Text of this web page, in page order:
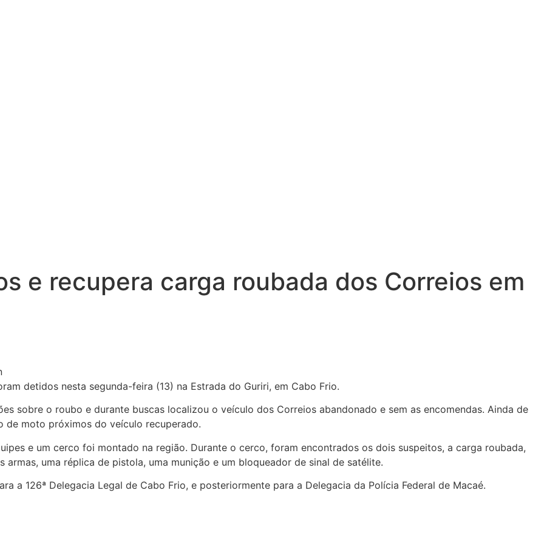
e recupera carga roubada dos Correios em
detidos nesta segunda-feira (13) na Estrada do Guriri, em Cabo Frio.
sobre o roubo e durante buscas localizou o veículo dos Correios abandonado e sem as encomendas. Ainda de
de moto próximos do veículo recuperado.
e um cerco foi montado na região. Durante o cerco, foram encontrados os dois suspeitos, a carga roubada,
uma réplica de pistola, uma munição e um bloqueador de sinal de satélite.
a 126ª Delegacia Legal de Cabo Frio, e posteriormente para a Delegacia da Polícia Federal de Macaé.